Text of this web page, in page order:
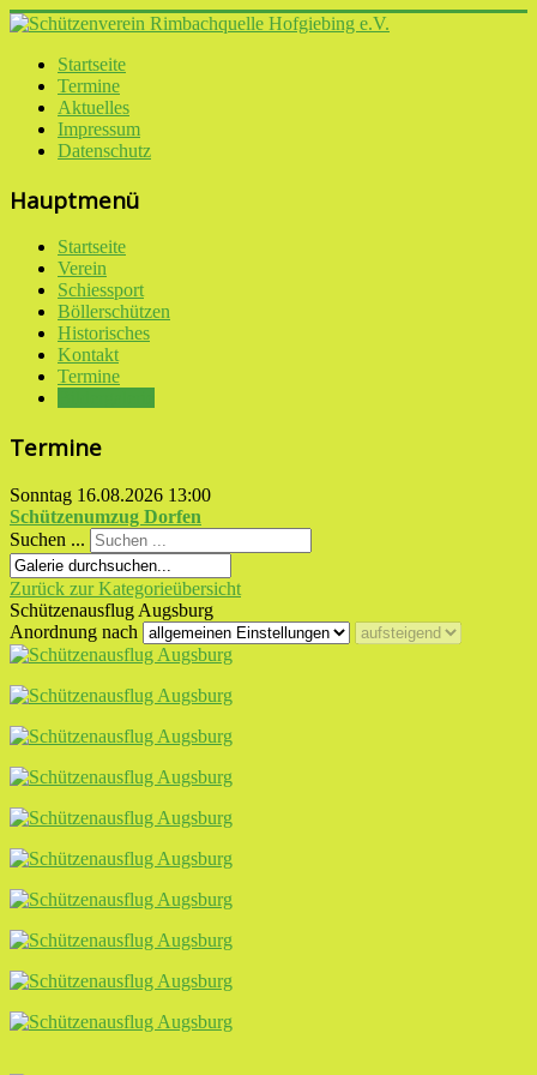
Startseite
Termine
Aktuelles
Impressum
Datenschutz
Hauptmenü
Startseite
Verein
Schiessport
Böllerschützen
Historisches
Kontakt
Termine
Termine
Sonntag 16.08.2026 13:00
Schützenumzug Dorfen
Suchen ...
Zurück zur Kategorieübersicht
Schützenausflug Augsburg
Anordnung nach